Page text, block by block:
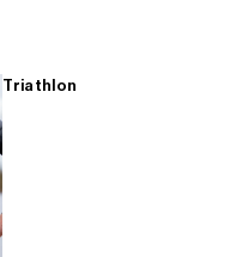
Triathlon